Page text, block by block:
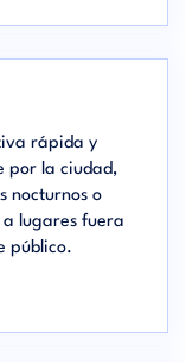
rápida y
por la ciudad,
nocturnos o
a lugares fuera
público.